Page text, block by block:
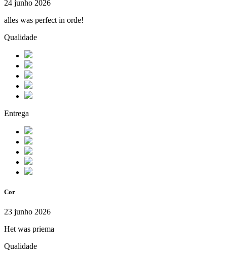
24 junho 2026
alles was perfect in orde!
Qualidade
Entrega
Cor
23 junho 2026
Het was priema
Qualidade